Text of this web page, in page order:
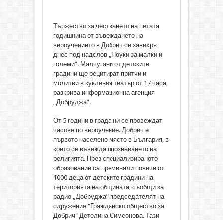
Тържество за честването на петата
годишнина от въвеждането на
вероучението в Добрич се завихря
днес под надслов „Поуки за малки и
големи”. Малчугани от детските
градини ще рецитират притчи и
молитви в кукления театър от 17 часа,
разкрива информационна агенция
„Добруджа”.
От 5 години в града ни се провеждат
часове по вероучение. Добрич е
първото населено място в България, в
което се въвежда опознаването на
религията. През специализираното
образование са преминали повече от
1000 деца от детските градини на
територията на общината, съобщи за
радио „Добруджа” председателят на
сдружение "Гражданско общество за
Добрич" Детелина Симеонова. Тази